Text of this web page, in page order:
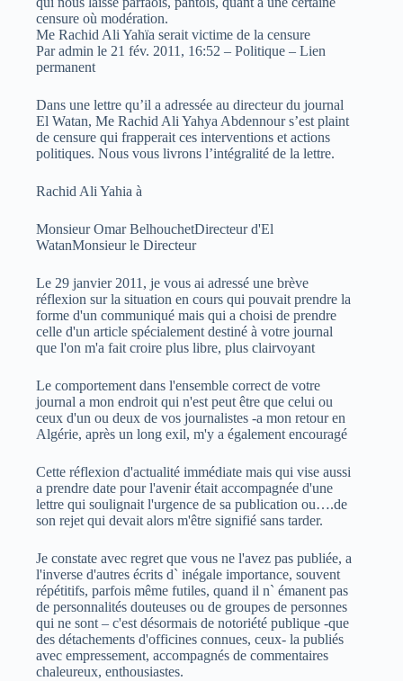
censure où modération.
Me Rachid Ali Yahïa serait victime de la censure
Par admin le 21 fév. 2011, 16:52 – Politique – Lien
permanent
Dans une lettre qu’il a adressée au directeur du journal
El Watan, Me Rachid Ali Yahya Abdennour s’est plaint
de censure qui frapperait ces interventions et actions
politiques. Nous vous livrons l’intégralité de la lettre.
Rachid Ali Yahia à
Monsieur Omar BelhouchetDirecteur d'El
WatanMonsieur le Directeur
Le 29 janvier 2011, je vous ai adressé une brève
réflexion sur la situation en cours qui pouvait prendre la
forme d'un communiqué mais qui a choisi de prendre
celle d'un article spécialement destiné à votre journal
que l'on m'a fait croire plus libre, plus clairvoyant
Le comportement dans l'ensemble correct de votre
journal a mon endroit qui n'est peut être que celui ou
ceux d'un ou deux de vos journalistes -a mon retour en
Algérie, après un long exil, m'y a également encouragé
Cette réflexion d'actualité immédiate mais qui vise aussi
a prendre date pour l'avenir était accompagnée d'une
lettre qui soulignait l'urgence de sa publication ou….de
son rejet qui devait alors m'être signifié sans tarder.
Je constate avec regret que vous ne l'avez pas publiée, a
l'inverse d'autres écrits d` inégale importance, souvent
répétitifs, parfois même futiles, quand il n` émanent pas
de personnalités douteuses ou de groupes de personnes
qui ne sont – c'est désormais de notoriété publique -que
des détachements d'officines connues, ceux- la publiés
avec empressement, accompagnés de commentaires
chaleureux, enthousiastes.